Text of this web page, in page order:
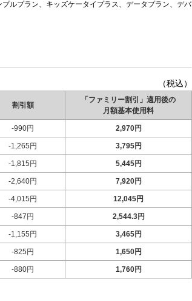
ルプラン、キッズケータイプラス、データプラン、デバ
（税込）
割引額
「ファミリー割引」適用後の
月額基本使用料
-990円 2,970円
-1,265円 3,795円
-1,815円 5,445円
-2,640円 7,920円
-4,015円 12,045円
-847円 2,544.3円
-1,155円 3,465円
-825円 1,650円
-880円 1,760円